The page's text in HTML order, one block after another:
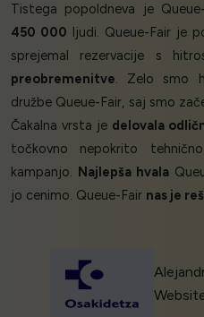
Tistega popoldneva je
450 000 ljudi. Queue-Fair je
sprejemal rezervacije s
preobremenitve. Zelo smo
družbe Queue-Fair, saj smo
Čakalna vrsta je delovala
točkovno nepokrito
kampanjo. Najlepša hvala
jo cenimo. Queue-Fair nas je